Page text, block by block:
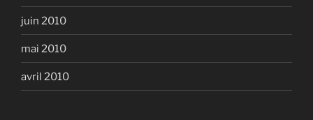
juin 2010
mai 2010
avril 2010